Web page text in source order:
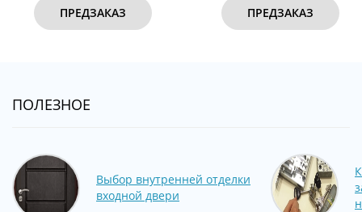
ПРЕДЗАКАЗ ПРЕДЗАКАЗ
ПОЛЕЗНОЕ
Выбор внутренней отделки
входной двери